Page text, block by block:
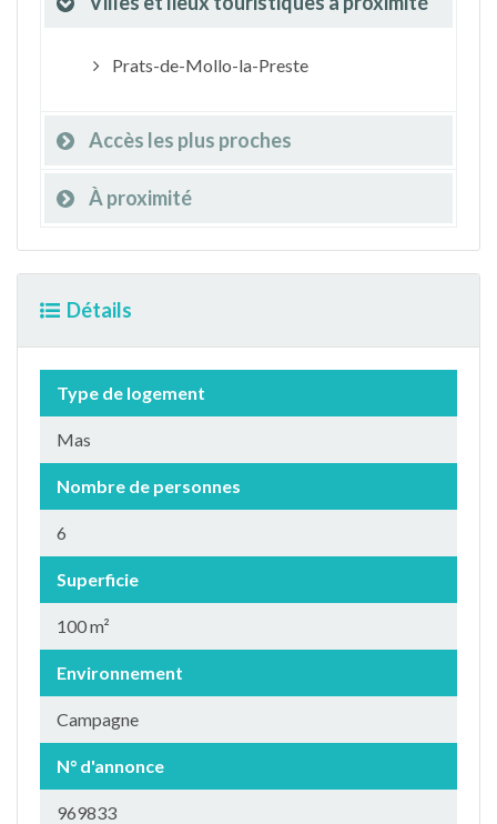
Prats-de-Mollo-la-Preste
Accès les plus proches
À proximité
Détails
Type de logement
Mas
Nombre de personnes
6
Superficie
100 m²
Environnement
Campagne
N° d'annonce
969833